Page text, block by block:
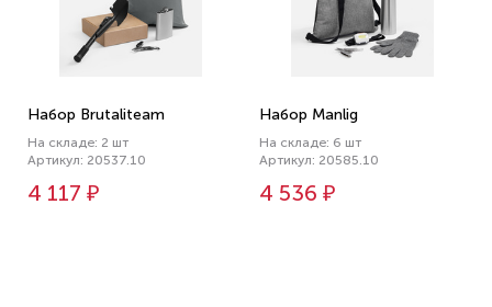
Набор Brutaliteam
На складе: 2 шт
Артикул: 20537.10
4 117 ₽
Набор Manlig
На складе: 6 шт
Артикул: 20585.10
4 536 ₽